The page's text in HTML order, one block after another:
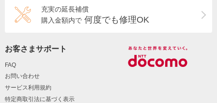
充実の延長補償
購入金額内で 何度でも修理OK
お客さまサポート
FAQ
お問い合わせ
サービス利用規約
特定商取引法に基づく表示